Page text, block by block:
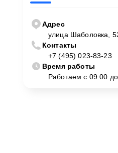
Адрес
улица Шаболовка,
Контакты
+7 (495) 023-83-23
Время работы
Работаем с 09:00